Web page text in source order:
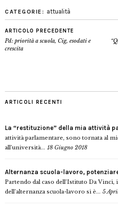
CATEGORIE: attualità
ARTICOLO PRECEDENTE
Pd: priorità a scuola, Cig, esodati e
crescita
ARTICOLI RECENTI
La “restituzione” della mia attività
attività parlamentare, sono tornata al
all’università... 18 Giugno 2018
Alternanza scuola-lavoro,
Partendo dal caso dell’Istituto Da Vinci,
dell’alternanza scuola-lavoro si è... 5